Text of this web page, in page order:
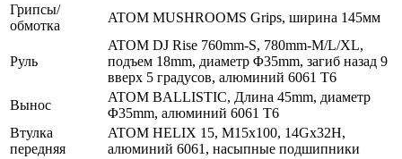
Грипсы/
обмотка
ATOM MUSHROOMS Grips, ширина 145мм
Руль
ATOM DJ Rise 760mm-S, 780mm-M/L/XL,
подъем 18mm, диаметр Φ35mm, загиб назад 9
вверх 5 градусов, алюминий 6061 T6
Вынос
ATOM BALLISTIC, Длина 45mm, диаметр
Φ35mm, алюминий 6061 T6
Втулка
передняя
ATOM HELIX 15, M15x100, 14Gx32H,
алюминий 6061, насыпные подшипники